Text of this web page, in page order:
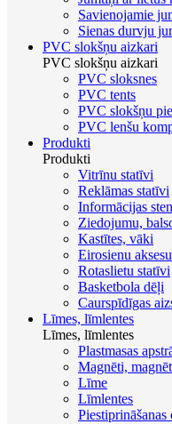
Savienojamie
Sienas durvju
PVC slokšņu aizkari
PVC slokšņu aizkari
PVC sloksnes
PVC tents
PVC slokšņu
PVC lenšu
Produkti
Produkti
Vitrīnu statīvi
Reklāmas statīvi
Informācijas
Ziedojumu,
Kastītes, vāki
Eirosienu
Rotaslietu statīvi
Basketbola dēļi
Caurspīdīgas
Līmes, līmlentes
Līmes, līmlentes
Plastmasas
Magnēti,
Līme
Līmlentes
Piestiprināšanas